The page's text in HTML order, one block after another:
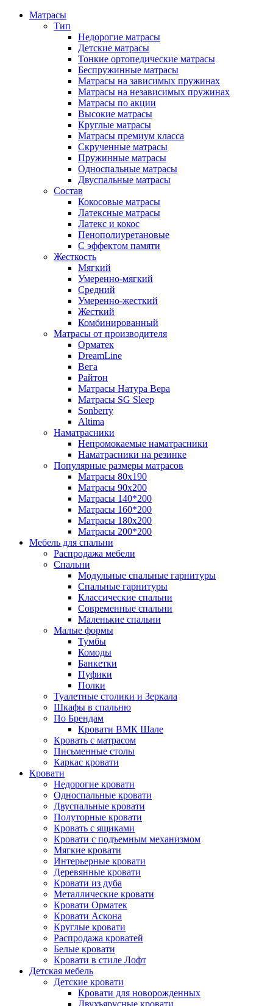
Матрасы
Тип
Недорогие матрасы
Детские матрасы
Тонкие ортопедические матрасы
Беспружинные матрасы
Матрасы на зависимых пружинах
Матрасы на независимых пружинах
Матрасы по акции
Высокие матрасы
Круглые матрасы
Матрасы премиум класса
Скрученные матрасы
Пружинные матрасы
Односпальные матрасы
Двуспальные матрасы
Состав
Кокосовые матрасы
Латексные матрасы
Латекс и кокос
Пенополиуретановые
С эффектом памяти
Жесткость
Мягкий
Умеренно-мягкий
Средний
Умеренно-жесткий
Жесткий
Комбинированный
Матрасы от производителя
Орматек
DreamLine
Вега
Райтон
Матрасы Натура Вера
Матрасы SG Sleep
Sonberry
Altima
Наматрасники
Непромокаемые наматрасники
Наматрасники на резинке
Популярные размеры матрасов
Матрасы 80x190
Матрасы 90x200
Матрасы 140*200
Матрасы 160*200
Матрасы 180x200
Матрасы 200*200
Мебель для спальни
Распродажа мебели
Спальни
Модульные спальные гарнитуры
Спальные гарнитуры
Классические спальни
Современные спальни
Маленькие спальни
Малые формы
Тумбы
Комоды
Банкетки
Пуфики
Полки
Туалетные столики и Зеркала
Шкафы в спальню
По Брендам
Кровати ВМК Шале
Кровать с матрасом
Письменные столы
Каркас кровати
Кровати
Недорогие кровати
Односпальные кровати
Двуспальные кровати
Полуторные кровати
Кровать с ящиками
Кровати с подъемным механизмом
Мягкие кровати
Интерьерные кровати
Деревянные кровати
Кровати из дуба
Металлические кровати
Кровати Орматек
Кровати Аскона
Круглые кровати
Распродажа кроватей
Белые кровати
Кровати в стиле Лофт
Детская мебель
Детские кровати
Кровати для новорожденных
Двухъярусные кровати